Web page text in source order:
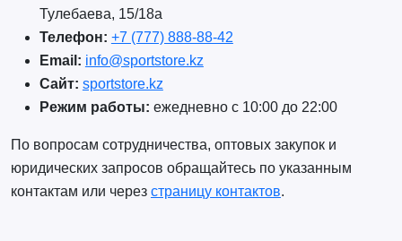
Тулебаева, 15/18а
Телефон: +7 (777) 888-88-42
Email: info@sportstore.kz
Сайт: sportstore.kz
Режим работы: ежедневно с 10:00 до 22:00
По вопросам сотрудничества, оптовых закупок и
юридических запросов обращайтесь по указанным
контактам или через страницу контактов.